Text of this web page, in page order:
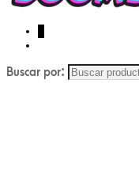
Buscar por: